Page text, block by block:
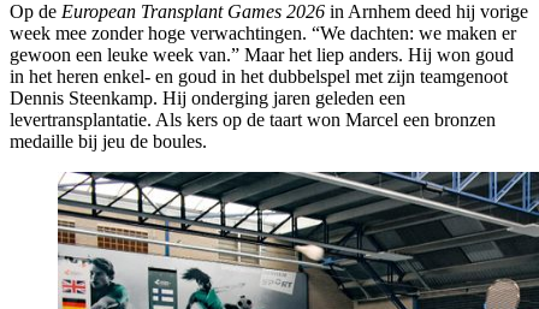
Op de European Transplant Games 2026 in Arnhem deed hij vorige
week mee zonder hoge verwachtingen. “We dachten: we maken er
gewoon een leuke week van.” Maar het liep anders. Hij won goud
in het heren enkel- en goud in het dubbelspel met zijn teamgenoot
Dennis Steenkamp. Hij onderging jaren geleden een
levertransplantatie. Als kers op de taart won Marcel een bronzen
medaille bij jeu de boules.